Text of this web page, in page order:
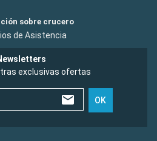
sobre crucero
de Asistencia
exclusivas ofertas
OK